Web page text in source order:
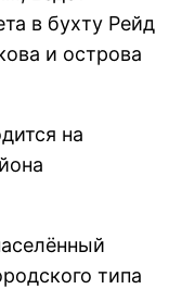
в бухту Рейд
и острова
на
типа